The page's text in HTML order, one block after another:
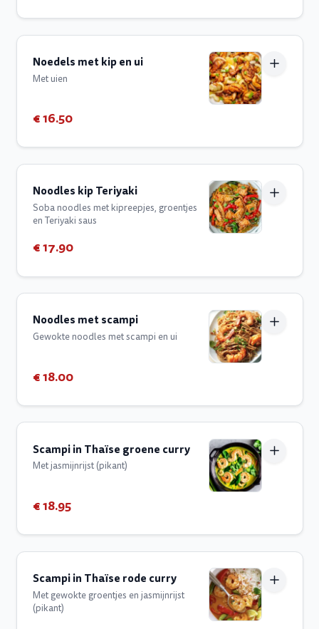
Noedels met kip en ui
Met uien
€ 16.50
Noodles kip Teriyaki
Soba noodles met kipreepjes, groentjes
en Teriyaki saus
€ 17.90
Noodles met scampi
Gewokte noodles met scampi en ui
€ 18.00
Scampi in Thaïse groene curry
Met jasmijnrijst (pikant)
€ 18.95
Scampi in Thaïse rode curry
Met gewokte groentjes en jasmijnrijst
(pikant)